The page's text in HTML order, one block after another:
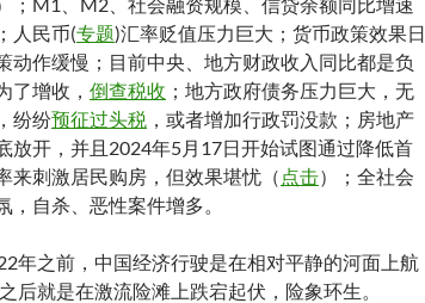
；人民币(专题)汇率贬值压力巨大；货币政策效果日
动作缓慢；目前中央、地方财政收入同比都是负
了增收， 倒查税收 ；地方政府债务压力巨大，无
纷纷预征过头税 ，或者增加行政罚没款；房地产
放开，并且2024年5月17日开始试图通过降低首
来刺激居民购房，但效果堪忧（ 点击）；全社会
，自杀、恶性案件增多。
年之前，中国经济行驶是在相对平静的河面上航
后就是在激流险滩上跌宕起伏，险象环生。